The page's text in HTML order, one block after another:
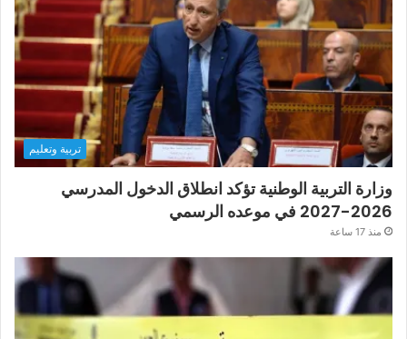
تربية وتعليم
وزارة التربية الوطنية تؤكد انطلاق الدخول المدرسي
2026-2027 في موعده الرسمي
منذ 17 ساعة